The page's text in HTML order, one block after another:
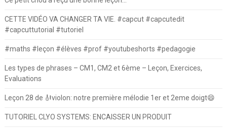
CETTE VIDÉO VA CHANGER TA VIE. #capcut #capcutedit
#capcuttutorial #tutoriel
#maths #leçon #élèves #prof #youtubeshorts #pedagogie
Les types de phrases – CM1, CM2 et 6ème – Leçon, Exercices,
Evaluations
Leçon 28 de 🎻violon: notre première mélodie 1er et 2eme doigt😄
TUTORIEL CLYO SYSTEMS: ENCAISSER UN PRODUIT